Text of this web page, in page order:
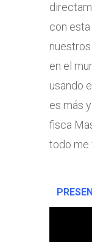
con
en el
usando
es más
fisca
todo me